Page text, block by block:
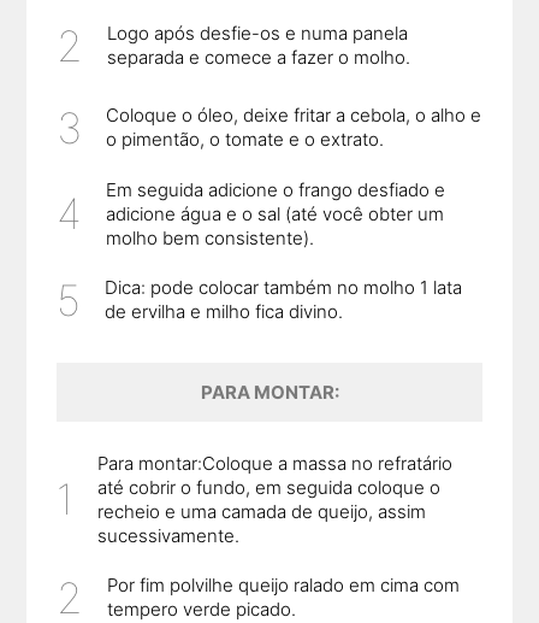
Logo após desfie-os e numa panela
separada e comece a fazer o molho.
Coloque o óleo, deixe fritar a cebola, o alho e
o pimentão, o tomate e o extrato.
Em seguida adicione o frango desfiado e
adicione água e o sal (até você obter um
molho bem consistente).
Dica: pode colocar também no molho 1 lata
de ervilha e milho fica divino.
PARA MONTAR:
Para montar:Coloque a massa no refratário
até cobrir o fundo, em seguida coloque o
recheio e uma camada de queijo, assim
sucessivamente.
Por fim polvilhe queijo ralado em cima com
tempero verde picado.